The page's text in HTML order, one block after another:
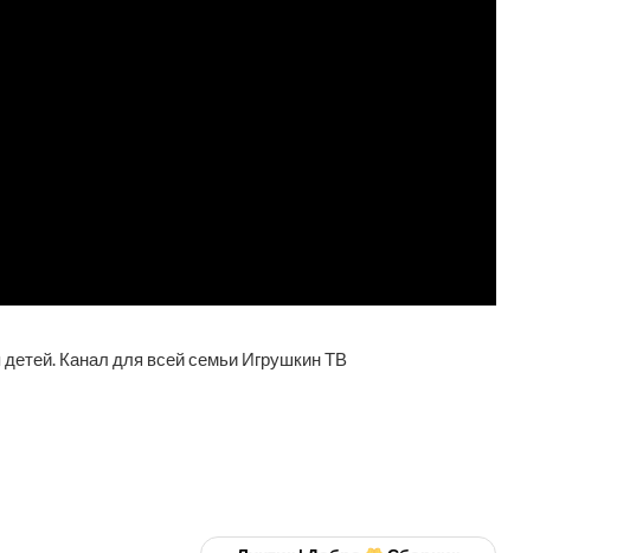
Канал для всей семьи Игрушкин ТВ